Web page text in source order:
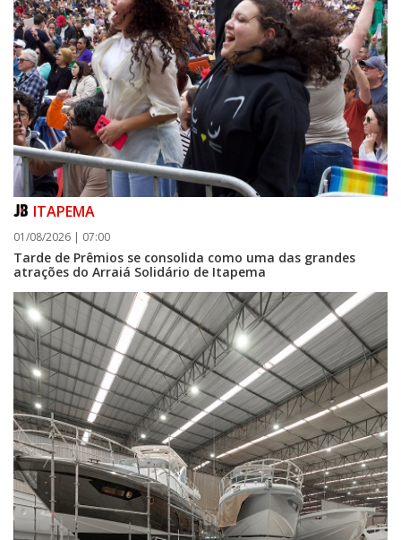
06/08/2026 | 07:00
Camboriú: exposição de arte transforma o Paço Municipal em um espaço
de cultura
ITAPEMA
01/08/2026 | 07:00
Tarde de Prêmios se consolida como uma das grandes
atrações do Arraiá Solidário de Itapema